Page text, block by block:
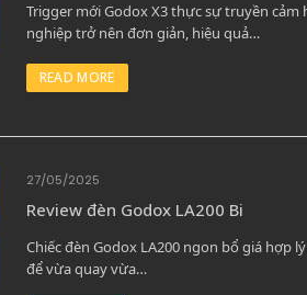
Trigger mới Godox X3 thực sự truyền
nghiệp trở nên đơn giản, hiệu quả…
READ MORE
27/05/2025
Review đèn Godox LA200 Bi
Chiếc đèn Godox LA200 ngon bổ giá hợp
để vừa quay vừa…